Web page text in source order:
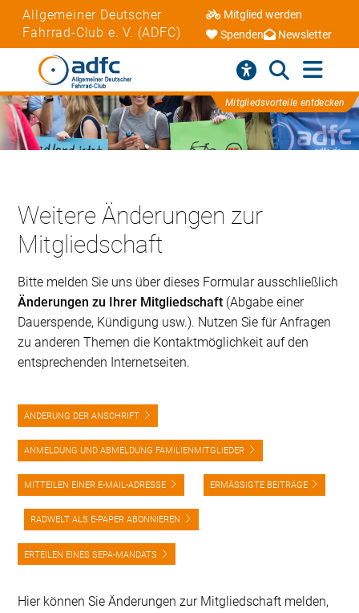
Allgemeiner Deutscher
Fahrrad-Club e. V. (ADFC)
Mitglied werden
Spenden
Newsletter
Mitgliedsvorteile entdecken
Weitere Änderungen zur
Mitgliedschaft
Bitte melden Sie uns über dieses Formular ausschließlich
Änderungen zu Ihrer Mitgliedschaft (Abgabe einer
Dauerspende, Kündigung usw.). Nutzen Sie für Anfragen
zu anderen Themen die Kontaktmöglichkeit auf den
entsprechenden Internetseiten.
ÄNDERUNG DER ANSCHRIFT
ANMELDUNG UND ABMELDUNG FAMILIENMITGLIEDER
MITTEILEN EINER E-MAIL-ADRESSE ERMÄSSIGTE BEITRÄGE
RADWELT ALS E-PAPER ABONNIEREN
ERTEILEN EINES SEPA-MANDATS
Hier können Sie Änderungen zur Mitgliedschaft melden,